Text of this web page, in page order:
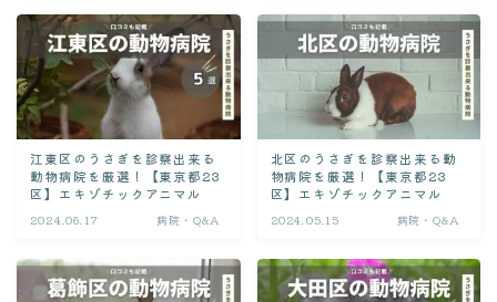
食べ物・レシピ
おやつ
ペレット
レシピ
野菜
ケア方法
江東区のうさぎを診察出来る
動物病院を厳選！【東京都23
区】エキゾチックアニマル
2024.06.17 病院・Q&A
北区のうさぎを診察出来る動
物病院を厳選！【東京都23
区】エキゾチックアニマル
2024.05.15 病院・Q&A